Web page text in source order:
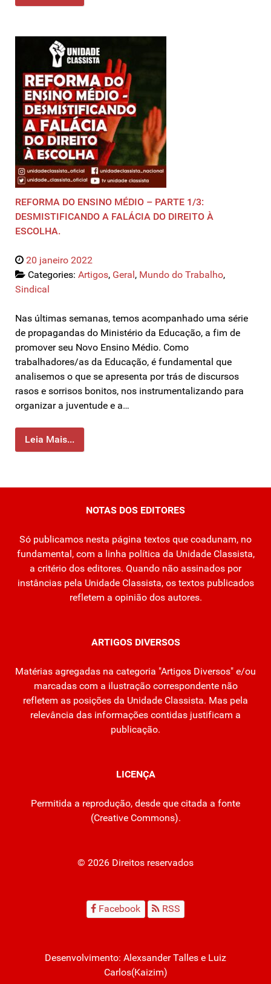
REFORMA DO ENSINO MÉDIO – PARTE 1/3:
DESMISTIFICANDO A FALÁCIA DO DIREITO À
ESCOLHA.
20 janeiro 2022
Categories: Artigos, Geral, Mundo do Trabalho,
Sindical
Nas últimas semanas, temos acompanhado uma série
de propagandas do Ministério da Educação, a fim de
promover seu Novo Ensino Médio. Como
trabalhadores/as da Educação, é fundamental que
analisemos o que se apresenta por trás de discursos
rasos e sorrisos bonitos, nos instrumentalizando para
organizar a juventude e a…
Leia Mais...
NOTAS DOS EDITORES
Só publicamos nesta página textos que coadunam, no
fundamental, com a linha política da Unidade Classista,
a critério dos editores. Quando não assinados por
instâncias pela Unidade Classista, os textos publicados
refletem a opinião dos autores.
ARTIGOS DIVERSOS
Matérias agregadas na categoria "Artigos Diversos" e/ou
marcadas com a ilustração correspondente não
refletem as posições da Unidade Classista. Mas pela
relevância das informações contidas justificam a
publicação.
LICENÇA
Permitida a reprodução, desde que citada a fonte
(Creative Commons).
© 2026 Direitos reservados
Facebook RSS
Desenvolvimento: Alexsander Talles e Luiz
Carlos(Kaizim)